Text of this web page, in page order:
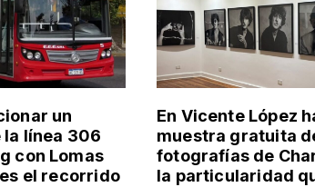
un
la línea 306
con Lomas
el recorrido
En Vicente López
muestra gratuita
fotografías de
la particularidad